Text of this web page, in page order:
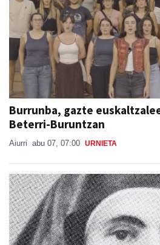
Burrunba, gazte
Beterri-Buruntzan
Aiurri abu 07, 07:00 URNIETA